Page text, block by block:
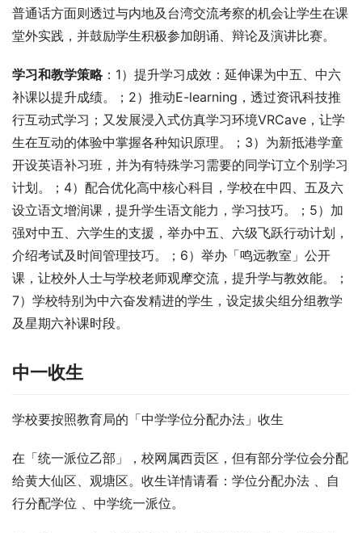
普通话方面则透过与内地及台湾交流考察的机会让学生在课
堂外实践，并鼓励学生积极参加朗诵、辩论及演讲比赛。
学习和教学策略：1）提升学习成效：延伸课为中五、中六
补课以提升成绩。；2）推动E-learning，透过资讯科技推
行互动式学习；又发展浸入式仿真学习环境VRCave，让学
生在互动的体验中掌握各种知识原理。；3）为新抵港学童
开设英语补习班，并为有特殊学习需要的同学订立个别学习
计划。；4）配合优化高中核心科目，学校在中四、五及六
设立语文增润课，提升学生语文能力，学习技巧。；5）加
强对中五、六学生的支援，举办中五、六级飞跃行动计划，
介绍考试及时间管理技巧。；6）举办「鸣远教室」公开
课，让校外人士与学校老师观摩交流，提升学与教效能。；
7）学校特别为中六奋发精进的学生，设定拔尖组分组教学
及星期六补课时段。
中一收生
学校要按照教育局的「中学学位分配办法」收生
在「统一派位乙部」，校网属西贡区，但有部分学位会分配
给黄大仙区、观塘区。收生详情请看：学位分配办法 、自
行分配学位 、中学统一派位。